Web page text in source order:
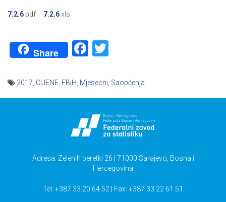
7.2.6 pdf 7.2.6xls
Share Facebook
2017 CIJENE FBiH Mjesecni Saopćenja
Adresa: Zelenih beretki 26 | 71000 Sarajevo, Bosna i
Hercegovina
Tel: +387 33 20 64 52 | Fax: +387 33 22 61 51